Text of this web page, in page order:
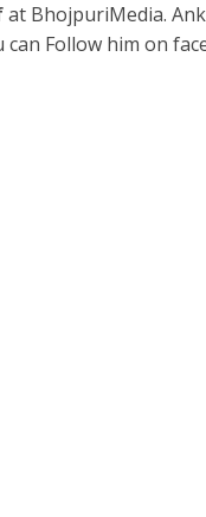
at BhojpuriMedia.
can Follow him on